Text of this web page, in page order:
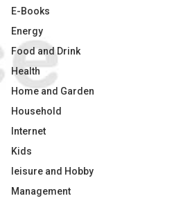
E-Books
Energy
Food and Drink
Health
Home and Garden
Household
Internet
Kids
leisure and Hobby
Management